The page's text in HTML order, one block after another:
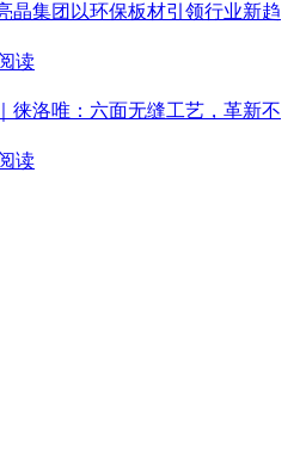
晶集团以环保板材引领行业新趋
读
徕洛唯：六面无缝工艺，革新不
读